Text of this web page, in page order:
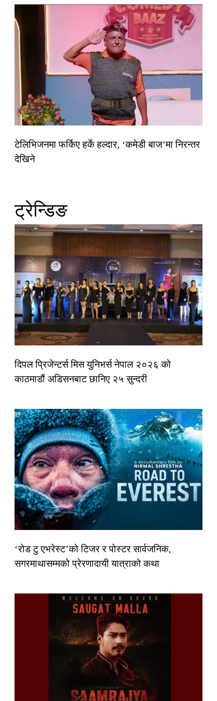
टेलिभिजनमा फर्किए हर्के हल्दार, ‘कमेडी बाज’मा निरन्तर
देखिने
ट्रेन्डिङ
दिपल प्रिजेन्टर्स मिस युनिभर्स नेपाल २०२६ को
काठमाडौं अडिसनबाट छानिए २५ सुन्दरी
‘रोड टु एभरेस्ट’को टिजर र पोस्टर सार्वजनिक,
सगरमाथासम्मको प्रेरणादायी यात्राको कथा